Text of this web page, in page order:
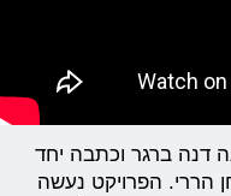
דנה ברגר וכתבה יחד
הררי. הפרויקט נעשה